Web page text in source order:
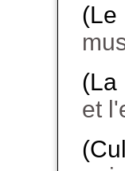
(Le
(La
et